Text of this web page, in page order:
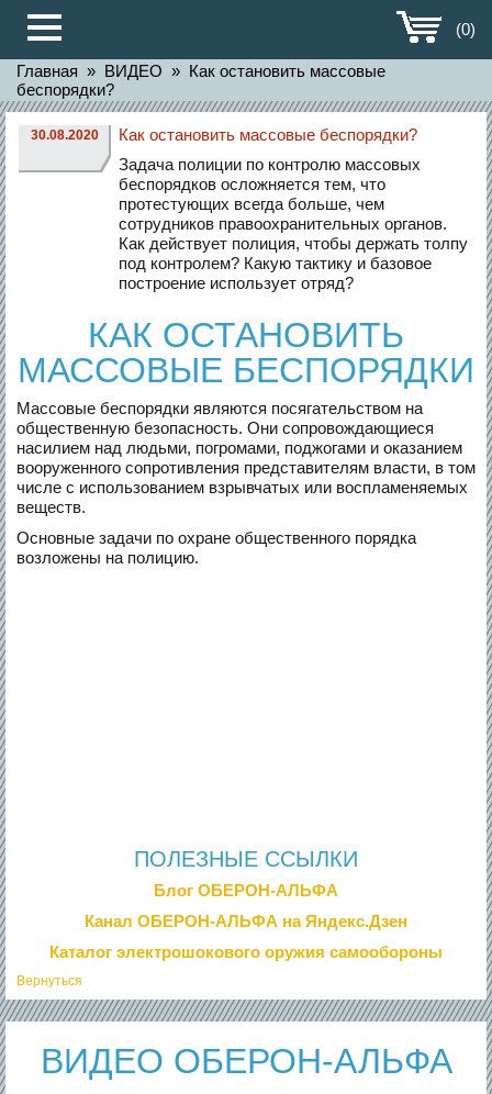
(0)
Главная » ВИДЕО » Как остановить массовые
беспорядки?
30.08.2020
Как остановить массовые беспорядки?
Задача полиции по контролю массовых
беспорядков осложняется тем, что
протестующих всегда больше, чем
сотрудников правоохранительных органов.
Как действует полиция, чтобы держать толпу
под контролем? Какую тактику и базовое
построение использует отряд?
КАК ОСТАНОВИТЬ
МАССОВЫЕ БЕСПОРЯДКИ
Массовые беспорядки являются посягательством на
общественную безопасность. Они сопровождающиеся
насилием над людьми, погромами, поджогами и оказанием
вооруженного сопротивления представителям власти, в том
числе с использованием взрывчатых или воспламеняемых
веществ.
Основные задачи по охране общественного порядка
возложены на полицию.
ПОЛЕЗНЫЕ ССЫЛКИ
Блог ОБЕРОН-АЛЬФА
Канал ОБЕРОН-АЛЬФА на Яндекс.Дзен
Каталог электрошокового оружия самообороны
Вернуться
ВИДЕО ОБЕРОН-АЛЬФА